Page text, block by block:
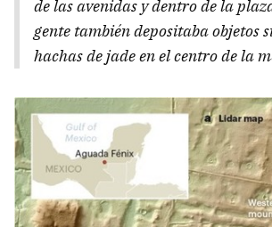
de las avenidas y dentro de la
gente también depositaba objetos
hachas de jade en el centro de la